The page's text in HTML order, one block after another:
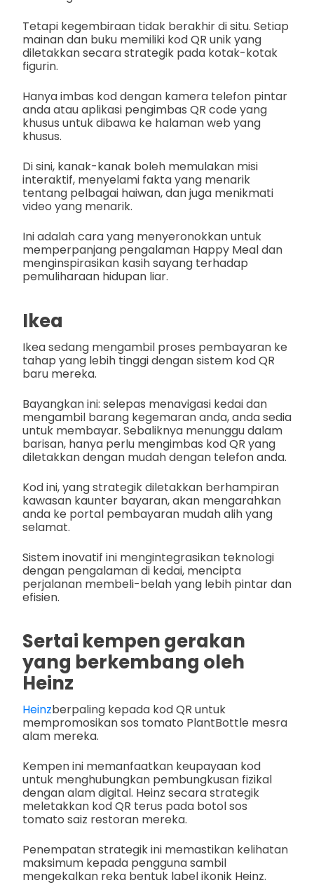
Tetapi kegembiraan tidak berakhir di situ. Setiap
mainan dan buku memiliki kod QR unik yang
diletakkan secara strategik pada kotak-kotak
figurin.
Hanya imbas kod dengan kamera telefon pintar
anda atau aplikasi pengimbas QR code yang
khusus untuk dibawa ke halaman web yang
khusus.
Di sini, kanak-kanak boleh memulakan misi
interaktif, menyelami fakta yang menarik
tentang pelbagai haiwan, dan juga menikmati
video yang menarik.
Ini adalah cara yang menyeronokkan untuk
memperpanjang pengalaman Happy Meal dan
menginspirasikan kasih sayang terhadap
pemuliharaan hidupan liar.
Ikea
Ikea sedang mengambil proses pembayaran ke
tahap yang lebih tinggi dengan sistem kod QR
baru mereka.
Bayangkan ini: selepas menavigasi kedai dan
mengambil barang kegemaran anda, anda sedia
untuk membayar. Sebaliknya menunggu dalam
barisan, hanya perlu mengimbas kod QR yang
diletakkan dengan mudah dengan telefon anda.
Kod ini, yang strategik diletakkan berhampiran
kawasan kaunter bayaran, akan mengarahkan
anda ke portal pembayaran mudah alih yang
selamat.
Sistem inovatif ini mengintegrasikan teknologi
dengan pengalaman di kedai, mencipta
perjalanan membeli-belah yang lebih pintar dan
efisien.
Sertai kempen gerakan
yang berkembang oleh
Heinz
Heinzberpaling kepada kod QR untuk
mempromosikan sos tomato PlantBottle mesra
alam mereka.
Kempen ini memanfaatkan keupayaan kod
untuk menghubungkan pembungkusan fizikal
dengan alam digital. Heinz secara strategik
meletakkan kod QR terus pada botol sos
tomato saiz restoran mereka.
Penempatan strategik ini memastikan kelihatan
maksimum kepada pengguna sambil
mengekalkan reka bentuk label ikonik Heinz.